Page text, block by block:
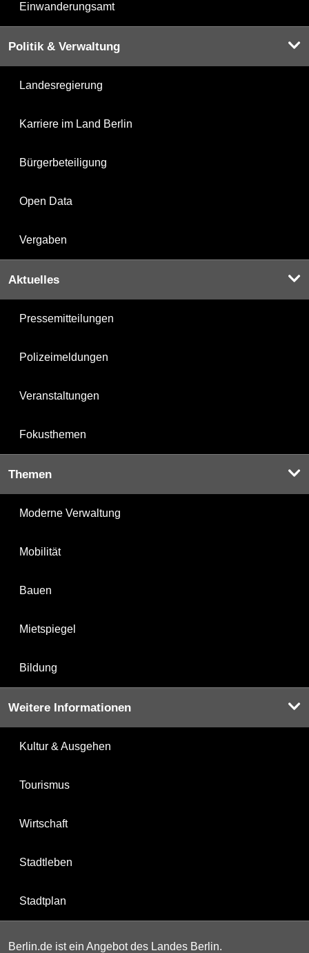
Einwanderungsamt
Politik & Verwaltung
Landesregierung
Karriere im Land Berlin
Bürgerbeteiligung
Open Data
Vergaben
Aktuelles
Pressemitteilungen
Polizeimeldungen
Veranstaltungen
Fokusthemen
Themen
Moderne Verwaltung
Mobilität
Bauen
Mietspiegel
Bildung
Weitere Informationen
Kultur & Ausgehen
Tourismus
Wirtschaft
Stadtleben
Stadtplan
Berlin.de ist ein Angebot des Landes Berlin.